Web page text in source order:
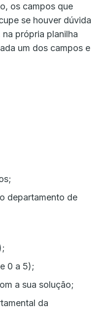
os campos que
se houver dúvida
própria planilha
um dos campos e
departamento de
0 a 5);
a sua solução;
da